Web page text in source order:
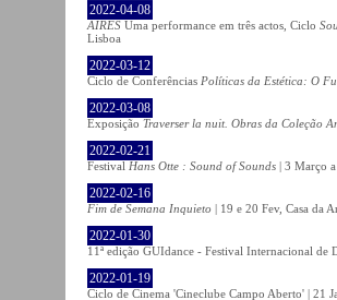
2022-04-08
AIRES Uma performance em três actos, Ciclo
Lisboa
2022-03-12
Ciclo de Conferências Políticas da Estética: O
2022-03-08
Exposição Traverser la nuit. Obras da Coleção
2022-02-21
Festival Hans Otte : Sound of Sounds | 3 Março
2022-02-16
Fim de Semana Inquieto | 19 e 20 Fev, Casa da
2022-01-30
11ª edição GUIdance - Festival Internacional de
2022-01-19
Ciclo de Cinema 'Cineclube Campo Aberto' | 21